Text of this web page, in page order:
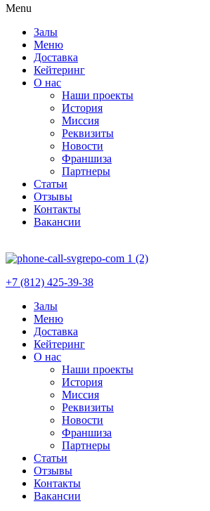
Menu
Залы
Меню
Доставка
Кейтеринг
О нас
Наши проекты
История
Миссия
Реквизиты
Новости
Франшиза
Партнеры
Статьи
Отзывы
Контакты
Вакансии
+7 (812) 425-39-38
Залы
Меню
Доставка
Кейтеринг
О нас
Наши проекты
История
Миссия
Реквизиты
Новости
Франшиза
Партнеры
Статьи
Отзывы
Контакты
Вакансии